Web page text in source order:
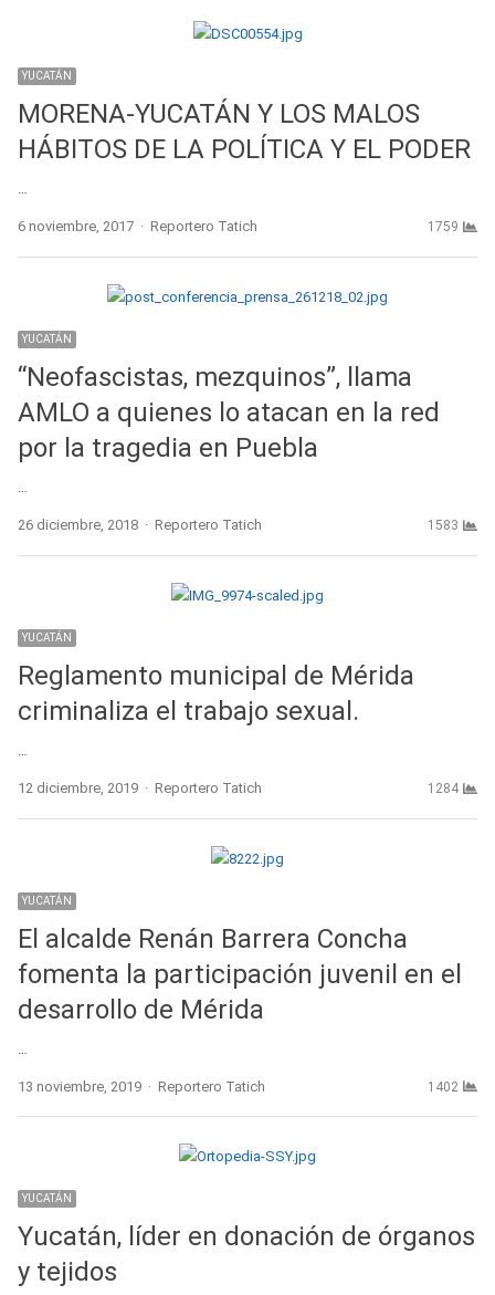
YUCATÁN
MORENA-YUCATÁN Y LOS MALOS
HÁBITOS DE LA POLÍTICA Y EL PODER
…
6 noviembre, 2017 Author
Reportero Tatich 1759
YUCATÁN
“Neofascistas, mezquinos”, llama
AMLO a quienes lo atacan en la red
por la tragedia en Puebla
26 diciembre, 2018 Author
Reportero Tatich 1583
YUCATÁN
Reglamento municipal de Mérida
criminaliza el trabajo sexual.
12 diciembre, 2019 Author
Reportero Tatich 1284
YUCATÁN
El alcalde Renán Barrera Concha
fomenta la participación juvenil en el
desarrollo de Mérida
13 noviembre, 2019 Author
Reportero Tatich 1402
YUCATÁN
Yucatán, líder en donación de órganos
y tejidos